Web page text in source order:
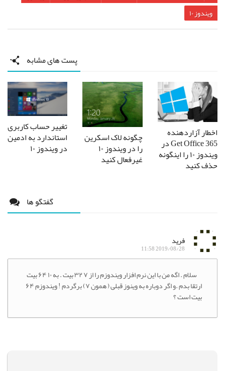
ویندوز ۱۰
پست های مشابه
اخطار آزاردهنده
Get Office 365 در
ویندوز ۱۰ را اینگونه
حذف کنید
چگونه لاک اسکرین
را در ویندوز ۱۰
غیرفعال کنید
تغییر حساب کاربری
استاندارد به ادمین
در ویندوز ۱۰
گفتگو ها
فرید
2019/08/28 11:58
سلام . اگه من با این نرم افزار ویندوزم را از ۷ ۳۲ بیت . به ۱۰ ۶۴ بیت
ارتقا بدم .و اگر دوباره به وینوز قبلی ( همون ۷) برگردم ! ویندوزم ۶۴
بیت است ؟